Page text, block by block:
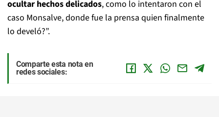
ocultar hechos delicados, como lo intentaron con el
caso Monsalve, donde fue la prensa quien finalmente
lo develó?”.
Comparte esta nota en
redes sociales: